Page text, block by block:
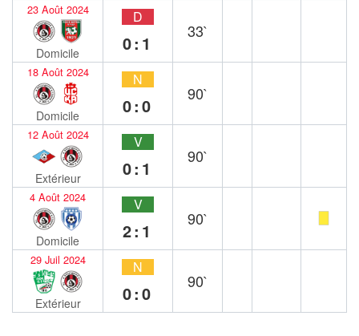
23 Août 2024
Domicile
D
0:1
33`
18 Août 2024
Domicile
N
0:0
90`
12 Août 2024
Extérieur
V
0:1
90`
4 Août 2024
Domicile
V
2:1
90`
29 Juil 2024
Extérieur
N
0:0
90`